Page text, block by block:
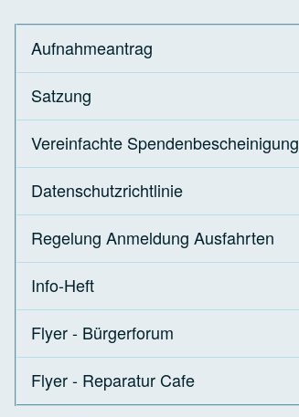
Aufnahmeantrag
Satzung
Vereinfachte Spendenbescheinigung
Datenschutzrichtlinie
Regelung Anmeldung Ausfahrten
Info-Heft
Flyer - Bürgerforum
Flyer - Reparatur Cafe